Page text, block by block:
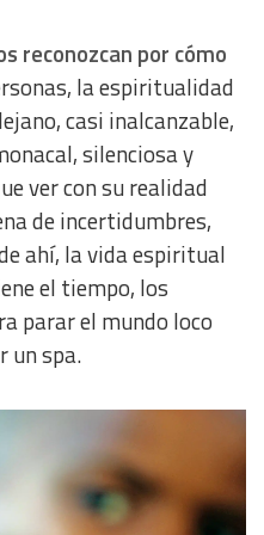
reconozcan por cómo
la espiritualidad
casi inalcanzable,
silenciosa y
ver con su realidad
de incertidumbres,
ahí, la vida espiritual
el tiempo, los
parar el mundo loco
un spa.